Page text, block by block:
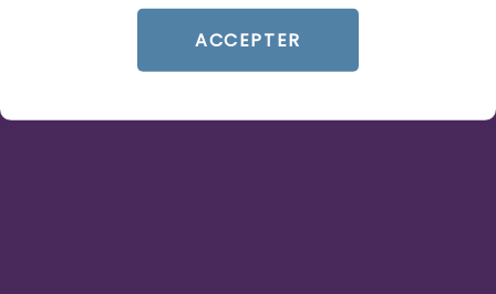
votre mix-média à l’ère des
AI Overviews
parSaad
ACCEPTER